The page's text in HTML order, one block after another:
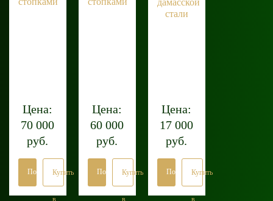
Цена:
70 000
руб.
ПодробнееКупить
в
Цена:
60 000
руб.
ПодробнееКупить
в
дамасской
стали
Цена:
17 000
руб.
ПодробнееКупить
в